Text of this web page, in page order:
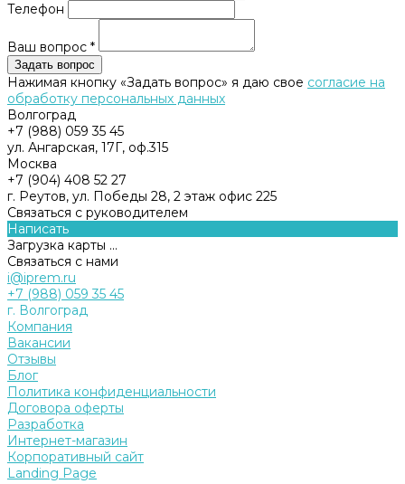
Телефон
Ваш вопрос *
Нажимая кнопку «Задать вопрос» я даю свое согласие на
обработку персональных данных
Волгоград
+7 (988) 059 35 45
ул. Ангарская, 17Г, оф.315
Москва
+7 (904) 408 52 27
г. Реутов, ул. Победы 28, 2 этаж офис 225
Связаться с руководителем
Написать
Загрузка карты ...
Связаться с нами
i@iprem.ru
+7 (988) 059 35 45
г. Волгоград
Компания
Вакансии
Отзывы
Блог
Политика конфиденциальности
Договора оферты
Разработка
Интернет-магазин
Корпоративный сайт
Landing Page